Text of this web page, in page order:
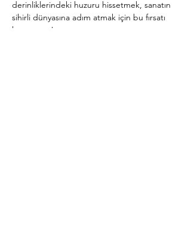
derinliklerindeki huzuru hissetmek, sanatın
sihirli dünyasına adım atmak için bu fırsatı
kaçırmayın!